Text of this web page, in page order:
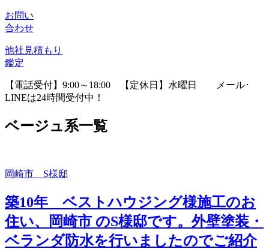
お問い
合わせ
他社見積もり
鑑定
【電話受付】9:00～18:00 【定休日】水曜日
メール･
LINEは24時間受付中！
ベージュ系一覧
岡崎市 S様邸
築10年 ベストハウジング様施工のお
住い、岡崎市 のS様邸です。外壁塗装・
ベランダ防水を行いましたのでご紹介